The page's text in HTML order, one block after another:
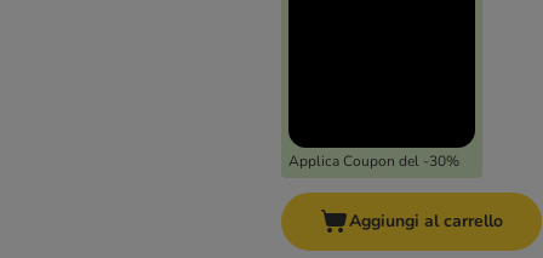
Applica Coupon del -30%
Aggiungi al carrello